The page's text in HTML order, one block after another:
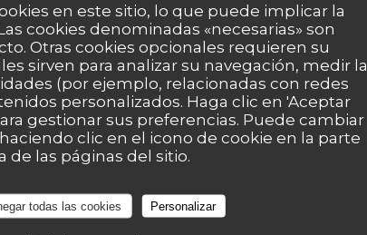
en este sitio, lo que puede implicar la
cookies denominadas «necesarias» son
Otras cookies opcionales requieren su
sirven para analizar su navegación, medir la
(por ejemplo, relacionadas con redes
personalizados. Haga clic en 'Aceptar
gestionar sus preferencias. Puede cambiar
clic en el icono de cookie en la parte
de las páginas del sitio.
todas las cookies Personalizar
: 4/5 MENÚ : 4/5 CALIDAD / PRECIO: 3 /5
/5 MENÚ CALIDAD / PRECIO : 4